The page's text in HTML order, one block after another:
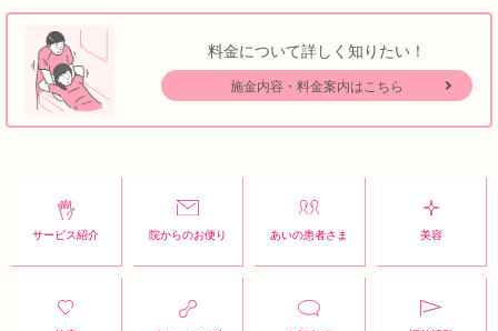
料金について詳しく知りたい！
施金内容・料金案内はこちら
サービス紹介 院からのお便り あいの患者さま 美容